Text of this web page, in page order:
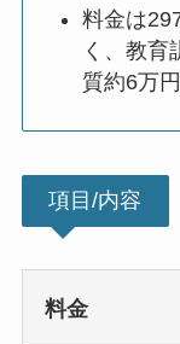
料金は
く、教育
質約6万
項目/内容
料金